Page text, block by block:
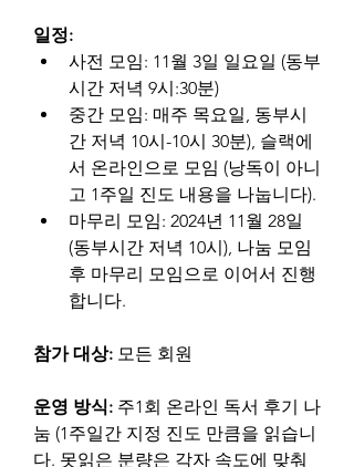
일정:
사전 모임: 11월 3일 일요일 (동부
시간 저녁 9시:30분)
중간 모임: 매주 목요일, 동부시
간 저녁 10시-10시 30분), 슬랙에
서 온라인으로 모임 (낭독이 아니
고 1주일 진도 내용을 나눕니다).
마무리 모임: 2024년 11월 28일
(동부시간 저녁 10시), 나눔 모임
후 마무리 모임으로 이어서 진행
합니다.
참가 대상: 모든 회원
운영 방식: 주1회 온라인 독서 후기 나
눔 (1주일간 지정 진도 만큼을 읽습니
다. 못읽은 분량은 각자 속도에 맞춰